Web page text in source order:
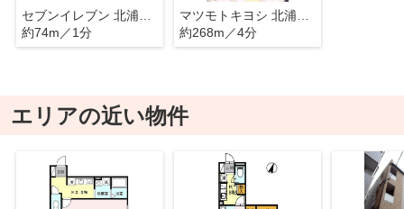
セブンイレブン 北浦和駅東店
約74m／1分
マツモトキヨシ 北浦和駅前店
約268m／4分
エリアの近い物件